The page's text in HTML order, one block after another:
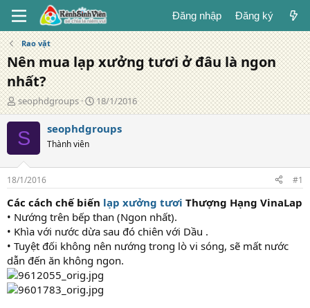
Đăng nhập Đăng ký
Rao vặt
Nên mua lạp xưởng tươi ở đâu là ngon
nhất?
T
á
c
g
ả
seophdgroups
N
g
à
g
18/1/2016
S seophdgroups
Thành viên
18/1/2016 #1
Các cách chế biến lạp xưởng tươi Thượng Hạng VinaLap
• Nướng trên bếp than (Ngon nhất).
• Khìa với nước dừa sau đó chiên với Dầu .
• Tuyệt đối không nên nướng trong lò vi sóng, sẽ mất nước
dẫn đến ăn không ngon.